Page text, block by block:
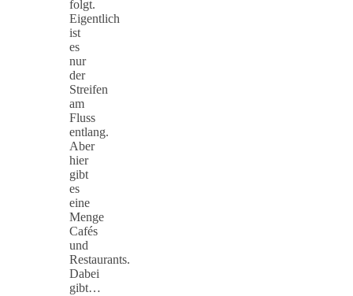
folgt.
Eigentlich
ist
es
nur
der
Streifen
am
Fluss
entlang.
Aber
hier
gibt
es
eine
Menge
Cafés
und
Restaurants.
Dabei
gibt…